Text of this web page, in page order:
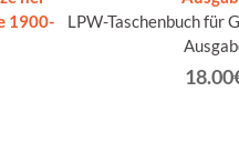
1900-
LPW-Taschenbuch für